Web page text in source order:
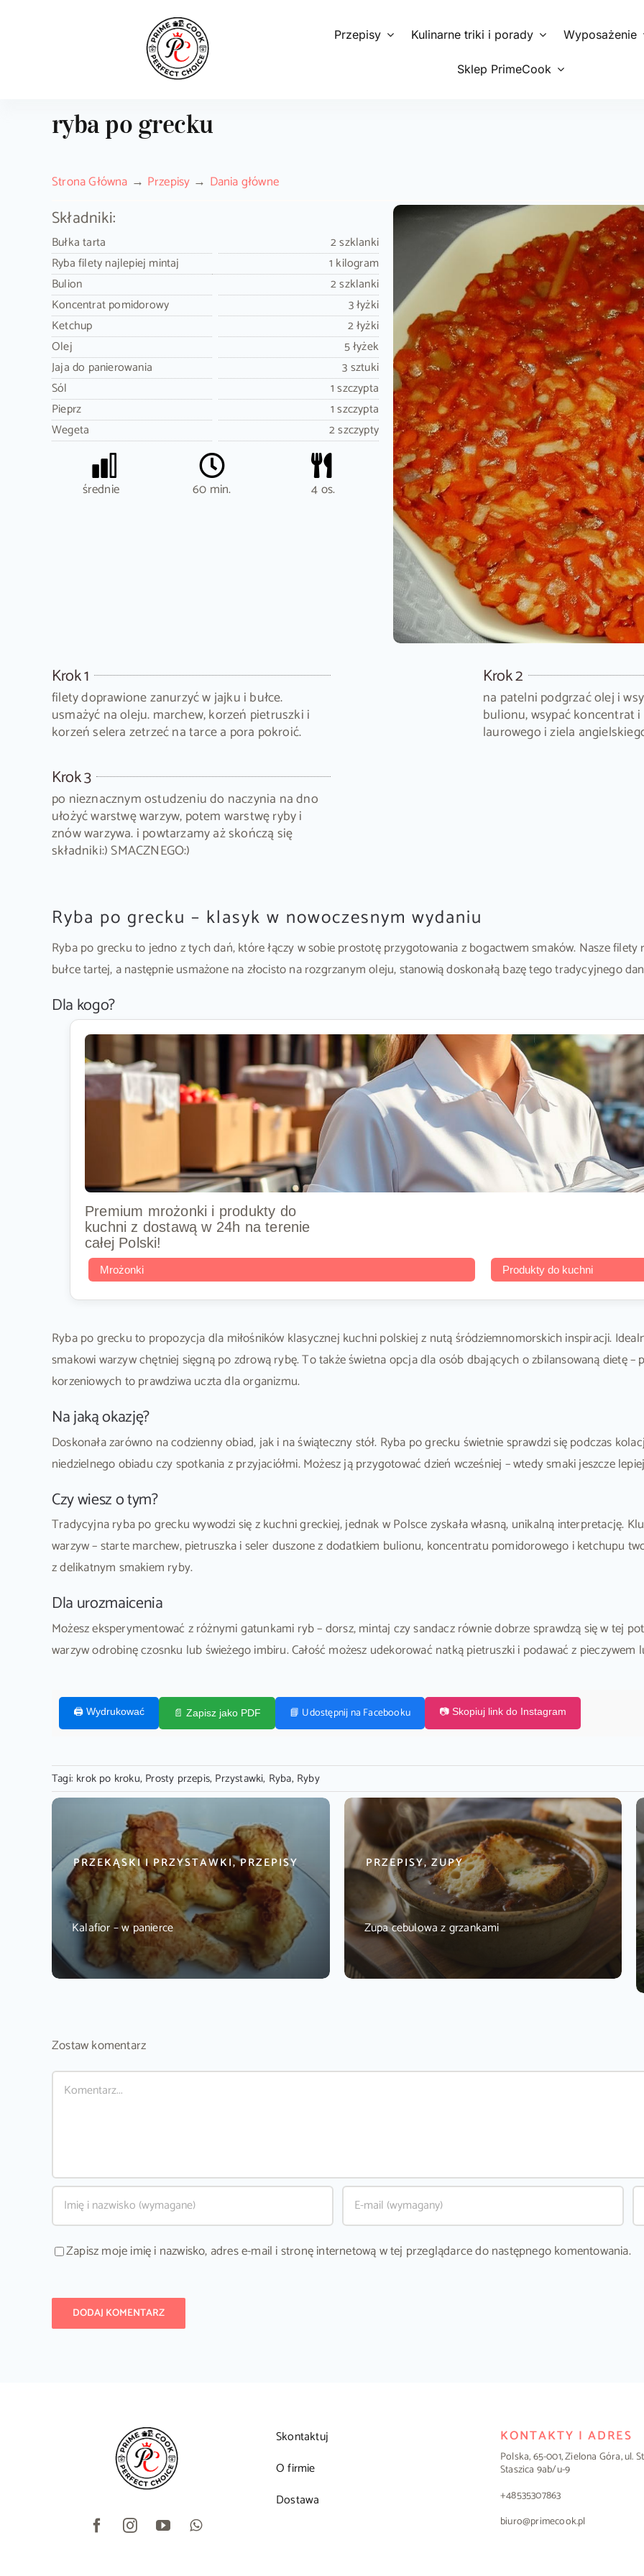
Przepisy Kulinarne triki i porady Wyposażenie
Sklep PrimeCook
ryba po grecku
Strona Główna Przepisy Dania główne
Składniki:
Bułka tarta
2 szklanki
Ryba filety najlepiej mintaj
1 kilogram
Bulion
2 szklanki
Koncentrat pomidorowy
3 łyżki
Ketchup
2 łyżki
Olej
5 łyżek
Jaja do panierowania
3 sztuki
Sól
1 szczypta
Pieprz
1 szczypta
Wegeta
2 szczypty
średnie 60 min. 4 os.
Krok 1
filety doprawione zanurzyć w jajku i bułce.
usmażyć na oleju. marchew, korzeń pietruszki i
korzeń selera zetrzeć na tarce a pora pokroić.
Krok 2
na patelni podgrzać olej i
bulionu, wsypać koncentrat
laurowego i ziela
Krok 3
po nieznacznym ostudzeniu do naczynia na dno
ułożyć warstwę warzyw, potem warstwę ryby i
znów warzywa. i powtarzamy aż skończą się
składniki:) SMACZNEGO:)
Ryba po grecku – klasyk w nowoczesnym wydaniu
Ryba po grecku to jedno z tych dań, które łączy w sobie prostotę przygotowania z bogactwem smaków. Nasze
bułce tartej, a następnie usmażone na złocisto na rozgrzanym oleju, stanowią doskonałą bazę tego tradycyjnego
Dla kogo?
Premium mrożonki i produkty do
kuchni z dostawą w 24h na terenie
całej Polski!
Mrożonki Produkty do kuchni
Ryba po grecku to propozycja dla miłośników klasycznej kuchni polskiej z nutą śródziemnomorskich inspiracji.
smakowi warzyw chętniej sięgną po zdrową rybę. To także świetna opcja dla osób dbających o zbilansowaną dietę –
korzeniowych to prawdziwa uczta dla organizmu.
Na jaką okazję?
Doskonała zarówno na codzienny obiad, jak i na świąteczny stół. Ryba po grecku świetnie sprawdzi się podczas
niedzielnego obiadu czy spotkania z przyjaciółmi. Możesz ją przygotować dzień wcześniej – wtedy smaki jeszcze
Czy wiesz o tym?
Tradycyjna ryba po grecku wywodzi się z kuchni greckiej, jednak w Polsce zyskała własną, unikalną interpretację.
warzyw – starte marchew, pietruszka i seler duszone z dodatkiem bulionu, koncentratu pomidorowego i ketchupu
z delikatnym smakiem ryby.
Dla urozmaicenia
Możesz eksperymentować z różnymi gatunkami ryb – dorsz, mintaj czy sandacz równie dobrze sprawdzą się w tej
warzyw odrobinę czosnku lub świeżego imbiru. Całość możesz udekorować natką pietruszki i podawać z pieczywem
🖨️ Wydrukować 📄 Zapisz jako PDF 📘 Udostępnij na Facebooku 📷 Skopiuj link do Instagram
Tagi: krok po kroku, Prosty przepis, Przystawki, Ryba, Ryby
PRZEKĄSKI I PRZYSTAWKI, PRZEPISY
Kalafior – w panierce
PRZEPISY, ZUPY
Zupa cebulowa z grzankami
Zostaw komentarz
Comment
Zapisz moje imię i nazwisko, adres e-mail i stronę internetową w tej przeglądarce do następnego komentowania.
Skontaktuj
O firmie
Dostawa
KONTAKTY I ADRES
Polska, 65-001, Zielona Góra, ul.
Staszica 9ab/u-9
+48535307863
biuro@primecook.pl